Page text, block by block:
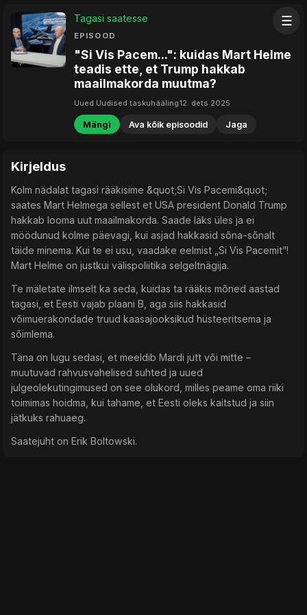
☰
Tagasi saatesse
EPISOOD
"Si Vis Pacem...": kuidas Mart Helme
teadis ette, et Trump hakkab
maailmakorda muutma?
Uued Uudised taskuhääling12. dets 2025
Mängi Ava kõik episoodid Jaga
Kirjeldus
Kolm nädalat tagasi rääkisime &quot;Si Vis Pacemi&quot;
saates Mart Helmega sellest et USA president Donald Trump
hakkab looma uut maailmakorda. Saade läks üles ja ei
möödunud kolme päevagi, kui asjad hakkasid sõna-sõnalt
täide minema. Kui te ei usu, vaadake eelmist „Si Vis Pacemit”!
Mart Helme on justkui välispoliitika selgeltnägija.
Te mäletate ilmselt ka seda, kuidas ta rääkis mõned aastad
tagasi, et Eesti vajab plaani B, aga siis hakkasid
võimuerakondade truud kaasajooksikud hüsteeritsema ja
sõimlema.
Täna on lugu sedasi, et meeldib Mardi jutt või mitte –
muutuvad rahvusvahelised suhted ja uued
julgeolekutingimused on see olukord, milles peame oma riiki
toimimas hoidma, kui tahame, et Eesti oleks kaitstud ja siin
jätkuks rahuaeg.
Saatejuht on Erik Boltowski.